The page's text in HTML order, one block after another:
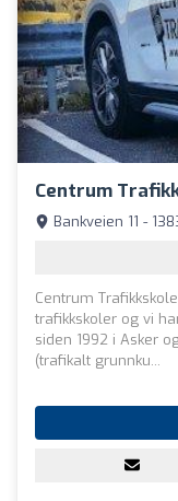
Centrum
Bankveien 11 -
Centrum
trafikkskoler og vi
siden 1992 i Asker
(trafikalt grunnku...